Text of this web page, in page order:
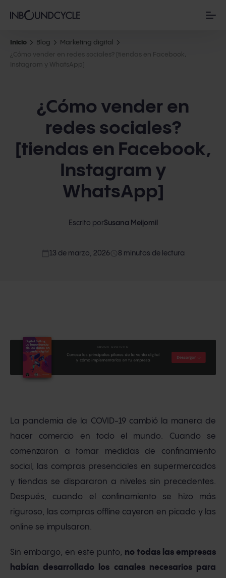
Inicio Blog
Marketing digital
¿Cómo vender en redes sociales? [tiendas en Facebook,
Instagram y WhatsApp]
¿Cómo vender en
redes sociales?
[tiendas en Facebook,
Instagram y
WhatsApp]
Escrito porSusana Meijomil
8 minutos de lectura
13 de marzo, 2026
La pandemia de la COVID-19 cambió la manera de
hacer comercio en todo el mundo. Cuando se
comenzaron a tomar medidas de confinamiento
social, las compras presenciales en supermercados
y tiendas se dispararon a niveles sin precedentes.
Después, cuando el confinamiento se hizo más
riguroso, las compras offline cayeron en picado y las
online se impulsaron.
Sin embargo, en este punto, no todas las empresas
habían desarrollado los canales necesarios para